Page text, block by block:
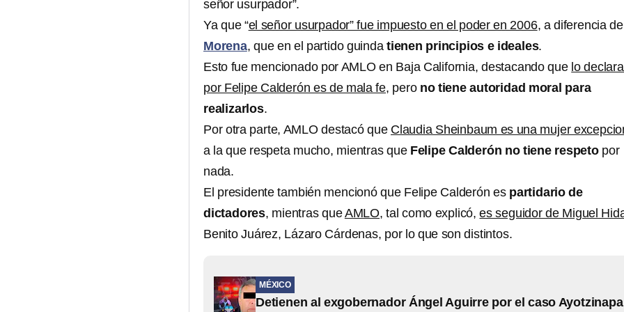
señor usurpador”.
Ya que “el señor usurpador” fue impuesto en el poder en 2006, a diferencia de
Morena, que en el partido guindatienen principios e ideales.
Esto fue mencionado por AMLO en Baja California, destacando que lo
por Felipe Calderón es de mala fe, pero no tiene autoridad moral para
realizarlos.
Por otra parte, AMLO destacó que Claudia Sheinbaum es una mujer
a la que respeta mucho, mientras que Felipe Calderón no tiene respeto por
nada.
El presidente también mencionó que Felipe Calderón es partidario de
dictadores, mientras queAMLO, tal como explicó,es seguidor de Miguel
Benito Juárez, Lázaro Cárdenas, por lo que son distintos.
MÉXICO
Detienen al exgobernador Ángel Aguirre por el caso Ayotzinapa